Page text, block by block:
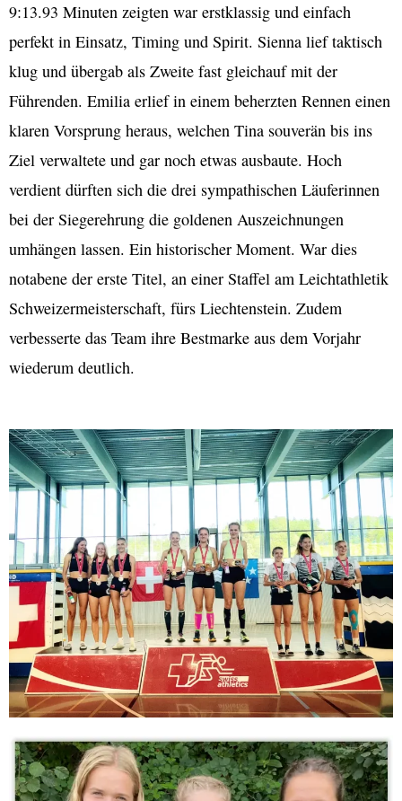
9:13.93 Minuten zeigten war erstklassig und einfach
perfekt in Einsatz, Timing und Spirit. Sienna lief taktisch
klug und übergab als Zweite fast gleichauf mit der
Führenden. Emilia erlief in einem beherzten Rennen einen
klaren Vorsprung heraus, welchen Tina souverän bis ins
Ziel verwaltete und gar noch etwas ausbaute. Hoch
verdient dürften sich die drei sympathischen Läuferinnen
bei der Siegerehrung die goldenen Auszeichnungen
umhängen lassen. Ein historischer Moment. War dies
notabene der erste Titel, an einer Staffel am Leichtathletik
Schweizermeisterschaft, fürs Liechtenstein. Zudem
verbesserte das Team ihre Bestmarke aus dem Vorjahr
wiederum deutlich.